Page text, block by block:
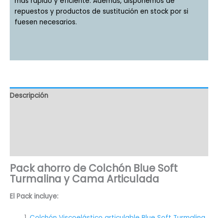
repuestos y productos de sustitución en stock por si
fuesen necesarios.
Descripción
Pack ahorro de Colchón Blue Soft
Turmalina y Cama Articulada
El Pack incluye: